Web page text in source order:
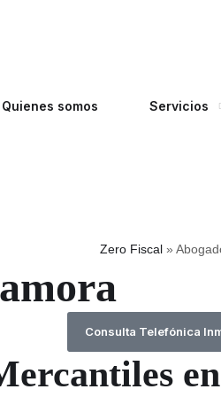
Quienes somos Servicios
Zero Fiscal»
Consulta Telefónica